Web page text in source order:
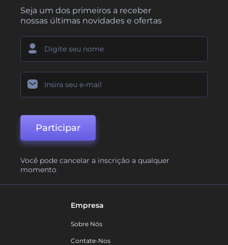
Seja um dos primeiros a receber
nossas últimas novidades e ofertas
Participar
Você pode cancelar a inscrição a qualquer
momento
Empresa
Sobre Nós
Contate-Nos